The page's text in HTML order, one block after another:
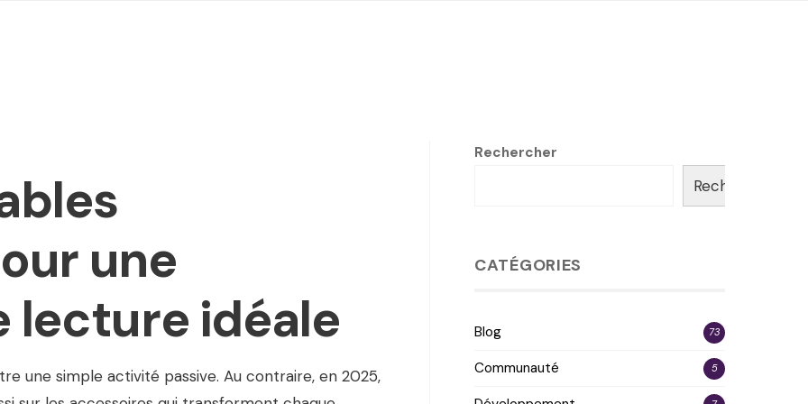
une
lecture idéale
une simple activité passive. Au contraire, en 2025,
Rechercher
Rechercher
CATÉGORIES
Blog 73
Communauté 5